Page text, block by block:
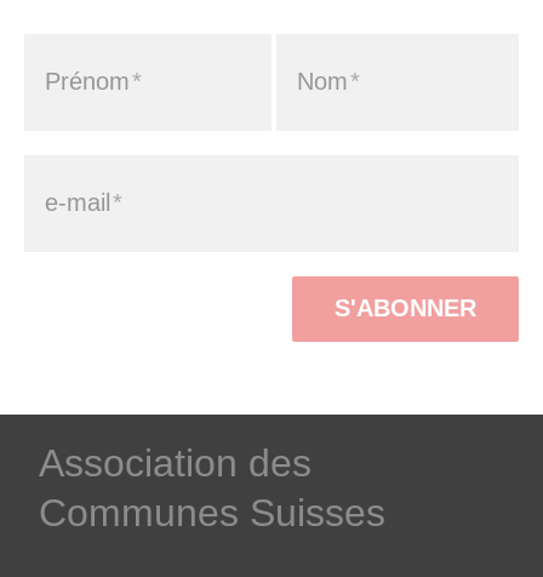
Prénom* Nom*
e-mail*
Unternehmensmeldungen
S'ABONNER
­Association des­
Communes ­Suisses